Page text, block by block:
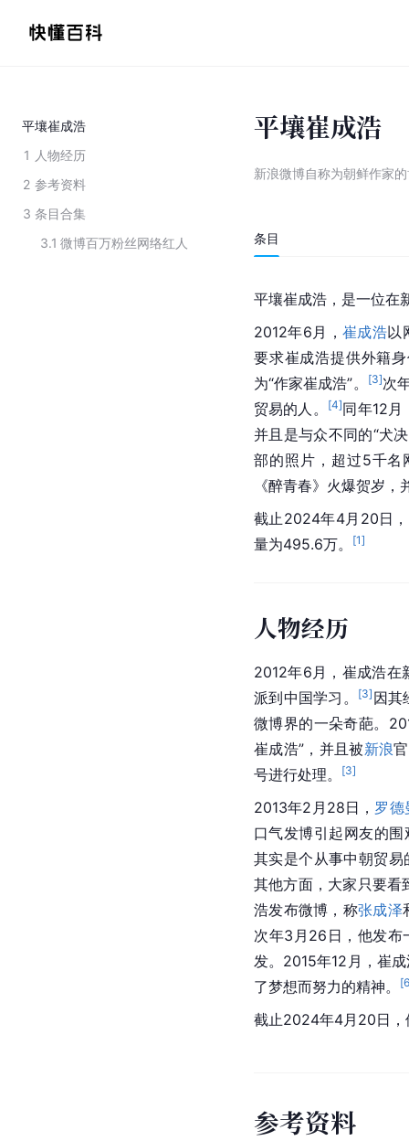
平壤崔成浩
1 人物经历
2 参考资料
3 条目合集
3.1 微博百万粉丝网络红人
平壤崔成浩
新浪微博自称为朝鲜作家
条目
平壤崔成浩，是一位在
2012年6月，崔成浩以
要求崔成浩提供外籍
为“作家崔成浩”。
[3]次
贸易的人。
[4]同年12月
并且是与众不同的“犬
部的照片，超过5千名
《醉青春》火爆贺岁，
截止2024年4月20日，
量为495.6万。
[1]
人物经历
2012年6月，崔成浩在
派到中国学习。
[3] 因其
微博界的一朵奇葩。
崔成浩”，并且被新浪
号进行处理。
[3]
2013年2月28日， 罗德
口气发博引起网友的围
其实是个从事中朝贸易
其他方面，大家只要看
浩发布微博，称张成泽
次年3月26日，他发布
发。2015年12月，崔
了梦想而努力的精神。
[
截止2024年4月20日，
参考资料